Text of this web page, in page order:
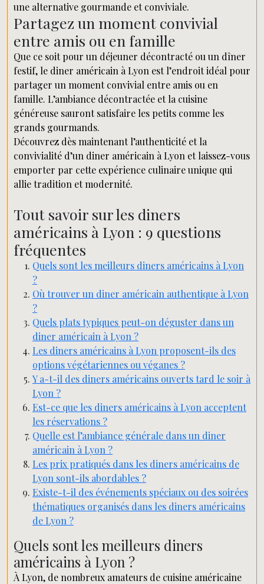
une alternative gourmande et conviviale.
Partagez un moment convivial
entre amis ou en famille
Que ce soit pour un déjeuner décontracté ou un dîner
festif, le diner américain à Lyon est l’endroit idéal pour
partager un moment convivial entre amis ou en
famille. L’ambiance décontractée et la cuisine
généreuse sauront satisfaire les petits comme les
grands gourmands.
Découvrez dès maintenant l’authenticité et la
convivialité d’un diner américain à Lyon et laissez-vous
emporter par cette expérience culinaire unique qui
allie tradition et modernité.
Tout savoir sur les diners
américains à Lyon : 9 questions
fréquentes
Quels sont les meilleurs diners américains à Lyon
?
Où trouver un diner américain authentique à Lyon
?
Quels plats typiques peut-on déguster dans un
diner américain à Lyon ?
Les diners américains à Lyon proposent-ils des
options végétariennes ou véganes ?
Y a-t-il des diners américains ouverts tard le soir à
Lyon ?
Est-ce que les diners américains à Lyon acceptent
les réservations ?
Quelle est l’ambiance générale dans un diner
américain à Lyon ?
Les prix pratiqués dans les diners américains de
Lyon sont-ils abordables ?
Existe-t-il des événements spéciaux ou des soirées
thématiques organisés dans les diners américains
de Lyon ?
Quels sont les meilleurs diners
américains à Lyon ?
À Lyon, de nombreux amateurs de cuisine américaine